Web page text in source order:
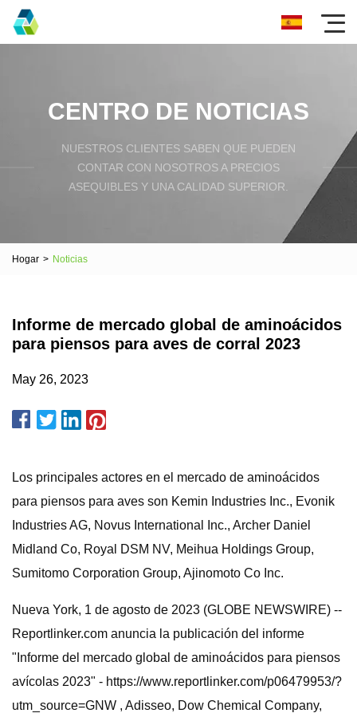
CENTRO DE NOTICIAS
NUESTROS CLIENTES SABEN QUE PUEDEN
CONTAR CON NOSOTROS A PRECIOS
ASEQUIBLES Y UNA CALIDAD SUPERIOR.
Hogar > Noticias
Informe de mercado global de aminoácidos
para piensos para aves de corral 2023
May 26, 2023
Los principales actores en el mercado de aminoácidos
para piensos para aves son Kemin Industries Inc., Evonik
Industries AG, Novus International Inc., Archer Daniel
Midland Co, Royal DSM NV, Meihua Holdings Group,
Sumitomo Corporation Group, Ajinomoto Co Inc.
Nueva York, 1 de agosto de 2023 (GLOBE NEWSWIRE) --
Reportlinker.com anuncia la publicación del informe
"Informe del mercado global de aminoácidos para piensos
avícolas 2023" - https://www.reportlinker.com/p06479953/?
utm_source=GNW , Adisseo, Dow Chemical Company,